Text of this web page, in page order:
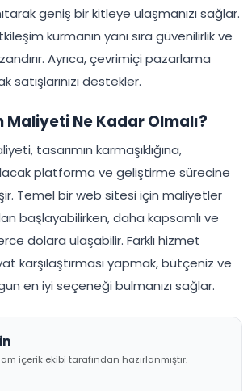
geniş bir kitleye ulaşmanızı sağlar.
kurmanın yanı sıra güvenilirlik ve
Ayrıca, çevrimiçi pazarlama
satışlarınızı destekler.
Maliyeti Ne Kadar Olmalı?
tasarımın karmaşıklığına,
platforma ve geliştirme sürecine
Temel bir web sitesi için maliyetler
başlayabilirken, daha kapsamlı ve
dolara ulaşabilir. Farklı hizmet
karşılaştırması yapmak, bütçeniz ve
en iyi seçeneği bulmanızı sağlar.
içerik ekibi tarafından hazırlanmıştır.